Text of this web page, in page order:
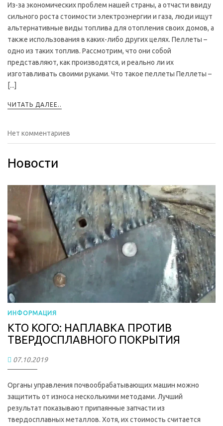
Из-за экономических проблем нашей страны, а отчасти ввиду
сильного роста стоимости электроэнергии и газа, люди ищут
альтернативные виды топлива для отопления своих домов, а
также использования в каких-либо других целях. Пеллеты –
одно из таких топлив. Рассмотрим, что они собой
представляют, как производятся, и реально ли их
изготавливать своими руками. Что такое пеллеты Пеллеты –
[...]
ЧИТАТЬ ДАЛЕЕ..
Нет комментариев
Новости
ИНФОРМАЦИЯ
КТО КОГО: НАПЛАВКА ПРОТИВ
ТВЕРДОСПЛАВНОГО ПОКРЫТИЯ
07.10.2019
Органы управления почвообрабатывающих машин можно
защитить от износа несколькими методами. Лучший
результат показывают припаянные запчасти из
твердосплавных металлов. Хотя, их стоимость считается